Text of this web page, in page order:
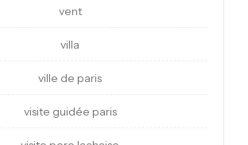
vent
villa
ville de paris
visite guidée paris